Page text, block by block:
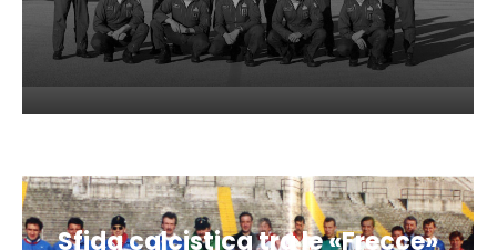
Sfida calcistica tra le «Frecce»